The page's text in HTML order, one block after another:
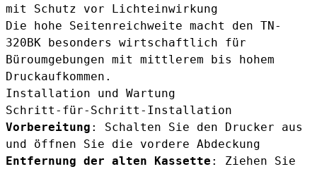
mit Schutz vor Lichteinwirkung
Die hohe Seitenreichweite macht den TN-
320BK besonders wirtschaftlich für
Büroumgebungen mit mittlerem bis hohem
Druckaufkommen.
Installation und Wartung
Schritt-für-Schritt-Installation
Vorbereitung : Schalten Sie den Drucker aus
und öffnen Sie die vordere Abdeckung
Entfernung der alten Kassette : Ziehen Sie